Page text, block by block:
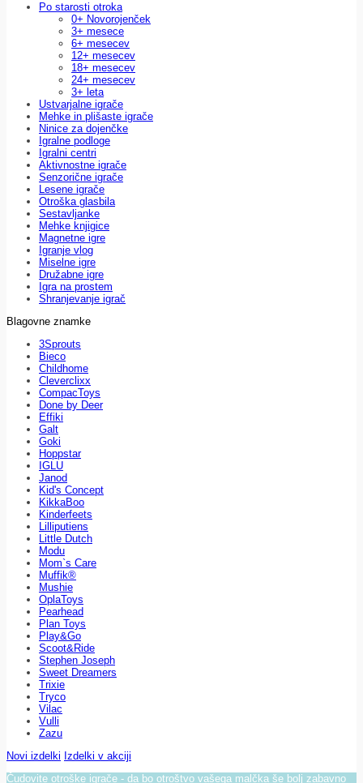
Po starosti otroka
0+ Novorojenček
3+ mesece
6+ mesecev
12+ mesecev
18+ mesecev
24+ mesecev
3+ leta
Ustvarjalne igrače
Mehke in plišaste igrače
Ninice za dojenčke
Igralne podloge
Igralni centri
Aktivnostne igrače
Senzorične igrače
Lesene igrače
Otroška glasbila
Sestavljanke
Mehke knjigice
Magnetne igre
Igranje vlog
Miselne igre
Družabne igre
Igra na prostem
Shranjevanje igrač
Blagovne znamke
3Sprouts
Bieco
Childhome
Cleverclixx
CompacToys
Done by Deer
Effiki
Galt
Goki
Hoppstar
IGLU
Janod
Kid's Concept
KikkaBoo
Kinderfeets
Lilliputiens
Little Dutch
Modu
Mom`s Care
Muffik®
Mushie
OplaToys
Pearhead
Plan Toys
Play&Go
Scoot&Ride
Stephen Joseph
Sweet Dreamers
Trixie
Tryco
Vilac
Vulli
Zazu
Novi izdelki Izdelki v akciji
Čudovite otroške igrače - da bo otroštvo vašega malčka še bolj zabavno